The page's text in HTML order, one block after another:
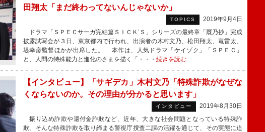
田翔太「まだ終わってないんじゃないか」
TOPICS
2019年9月4日
ドラマ「ＳＰＥＣサーガ完結篇ＳＩＣＫ’Ｓ」シリーズの最終章「厩乃抄」完成
披露試写会が３日、東京都内で行われ、出演者の木村文乃、松田翔太、竜雷太、
堤幸彦監督ほかが出席した。 本作は、人気ドラマ「ケイゾク」「ＳＰＥＣ」
と、人間の特殊能力と進化のさまを描く「・・・ 続きを読む
【インタビュー】「サギデカ」木村文乃「特殊詐欺がなぜな
くならないのか。その理由が分かると思います」
インタビュー
2019年8月30日
振り込め詐欺や還付金詐欺など、近年、大きな社会問題となっている特殊詐
欺。そんな特殊詐欺を取り締まる警視庁捜査二課の活躍を通じて、その実態に迫